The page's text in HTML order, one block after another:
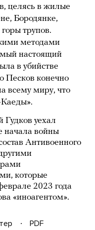
целясь в жилые
Бородянке,
трупов.
методами
настоящий
в убийстве
Песков конечно
всему миру, что
уехал
начала войны
Антивоенного
которые
2023 года
«иноагентом».
PDF